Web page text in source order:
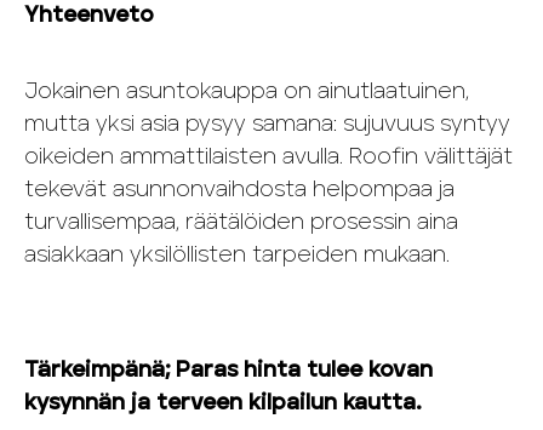
Yhteenveto
Jokainen asuntokauppa on ainutlaatuinen,
mutta yksi asia pysyy samana: sujuvuus syntyy
oikeiden ammattilaisten avulla. Roofin välittäjät
tekevät asunnonvaihdosta helpompaa ja
turvallisempaa, räätälöiden prosessin aina
asiakkaan yksilöllisten tarpeiden mukaan.
Tärkeimpänä; Paras hinta tulee kovan
kysynnän ja terveen kilpailun kautta.